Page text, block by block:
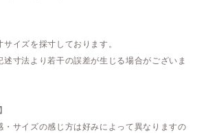
イズを採寸しております。
寸法より若干の誤差が生じる場合がございま
・サイズの感じ方は好みによって異なりますの